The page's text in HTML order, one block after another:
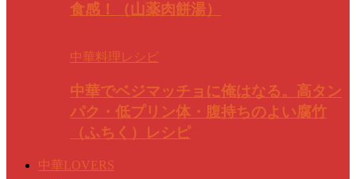
食感！（山薬肉餅湯）
中華料理レシピ
中華でベジマッチョに俺はなる。高タン
パク・低プリン体・腹持ちのよい腐竹
（ふちく）レシピ
中華LOVERS